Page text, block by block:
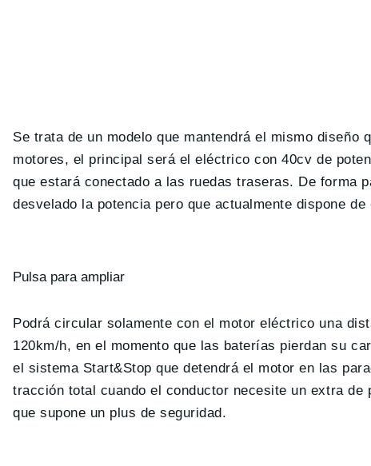
Se trata de un modelo que mantendrá el mismo diseño
motores, el principal será el eléctrico con 40cv de
que estará conectado a las ruedas traseras. De forma
desvelado la potencia pero que actualmente dispone de
Pulsa para ampliar
Podrá circular solamente con el motor eléctrico una
120km/h, en el momento que las baterías pierdan su
el sistema Start&Stop que detendrá el motor en las
tracción total cuando el conductor necesite un extra
que supone un plus de seguridad.